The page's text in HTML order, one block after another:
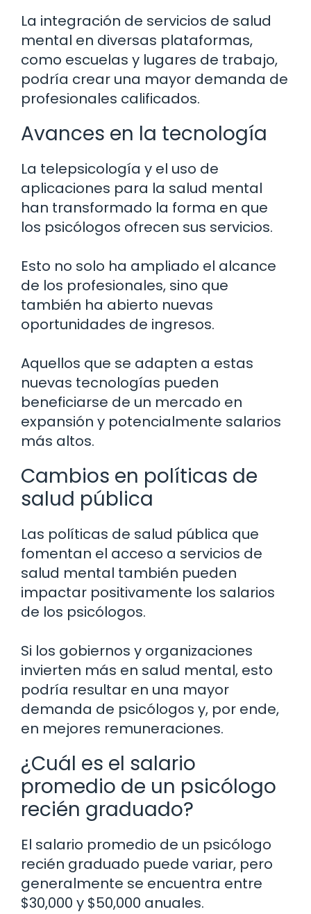
La integración de servicios de salud
mental en diversas plataformas,
como escuelas y lugares de trabajo,
podría crear una mayor demanda de
profesionales calificados.
Avances en la tecnología
La telepsicología y el uso de
aplicaciones para la salud mental
han transformado la forma en que
los psicólogos ofrecen sus servicios.
Esto no solo ha ampliado el alcance
de los profesionales, sino que
también ha abierto nuevas
oportunidades de ingresos.
Aquellos que se adapten a estas
nuevas tecnologías pueden
beneficiarse de un mercado en
expansión y potencialmente salarios
más altos.
Cambios en políticas de
salud pública
Las políticas de salud pública que
fomentan el acceso a servicios de
salud mental también pueden
impactar positivamente los salarios
de los psicólogos.
Si los gobiernos y organizaciones
invierten más en salud mental, esto
podría resultar en una mayor
demanda de psicólogos y, por ende,
en mejores remuneraciones.
¿Cuál es el salario
promedio de un psicólogo
recién graduado?
El salario promedio de un psicólogo
recién graduado puede variar, pero
generalmente se encuentra entre
$30,000 y $50,000 anuales.